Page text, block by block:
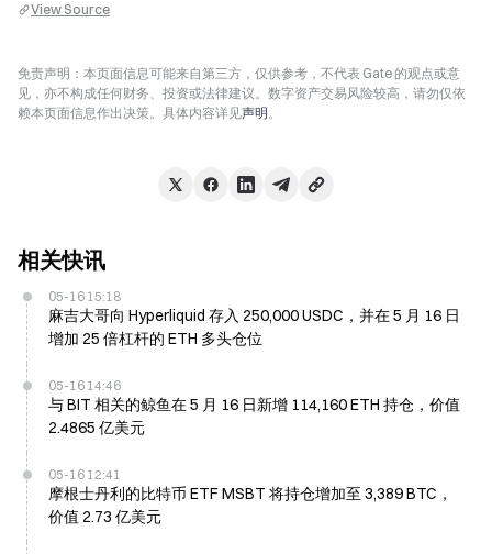
View Source
免责声明：本页面信息可能来自第三方，仅供参考，不代表 Gate 的观点或意
见，亦不构成任何财务、投资或法律建议。数字资产交易风险较高，请勿仅依
赖本页面信息作出决策。具体内容详见声明。
相关快讯
05-16 15:18
麻吉大哥向 Hyperliquid 存入 250,000 USDC，并在 5 月 16 日
增加 25 倍杠杆的 ETH 多头仓位
05-16 14:46
与 BIT 相关的鲸鱼在 5 月 16 日新增 114,160 ETH 持仓，价值
2.4865 亿美元
05-16 12:41
摩根士丹利的比特币 ETF MSBT 将持仓增加至 3,389 BTC，
价值 2.73 亿美元